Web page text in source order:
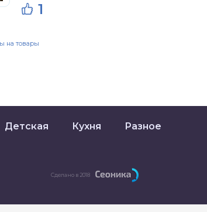
1
на товары
Детская Кухня Разное
Сделано в 2018